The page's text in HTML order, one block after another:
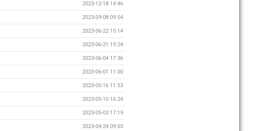
2023-12-18 14:46
2023-09-08 09:54
2023-06-22 15:14
2023-06-21 19:24
2023-06-04 17:36
2023-06-01 11:00
2023-05-16 11:53
2023-05-10 16:24
2023-05-03 17:19
2023-04-24 09:03